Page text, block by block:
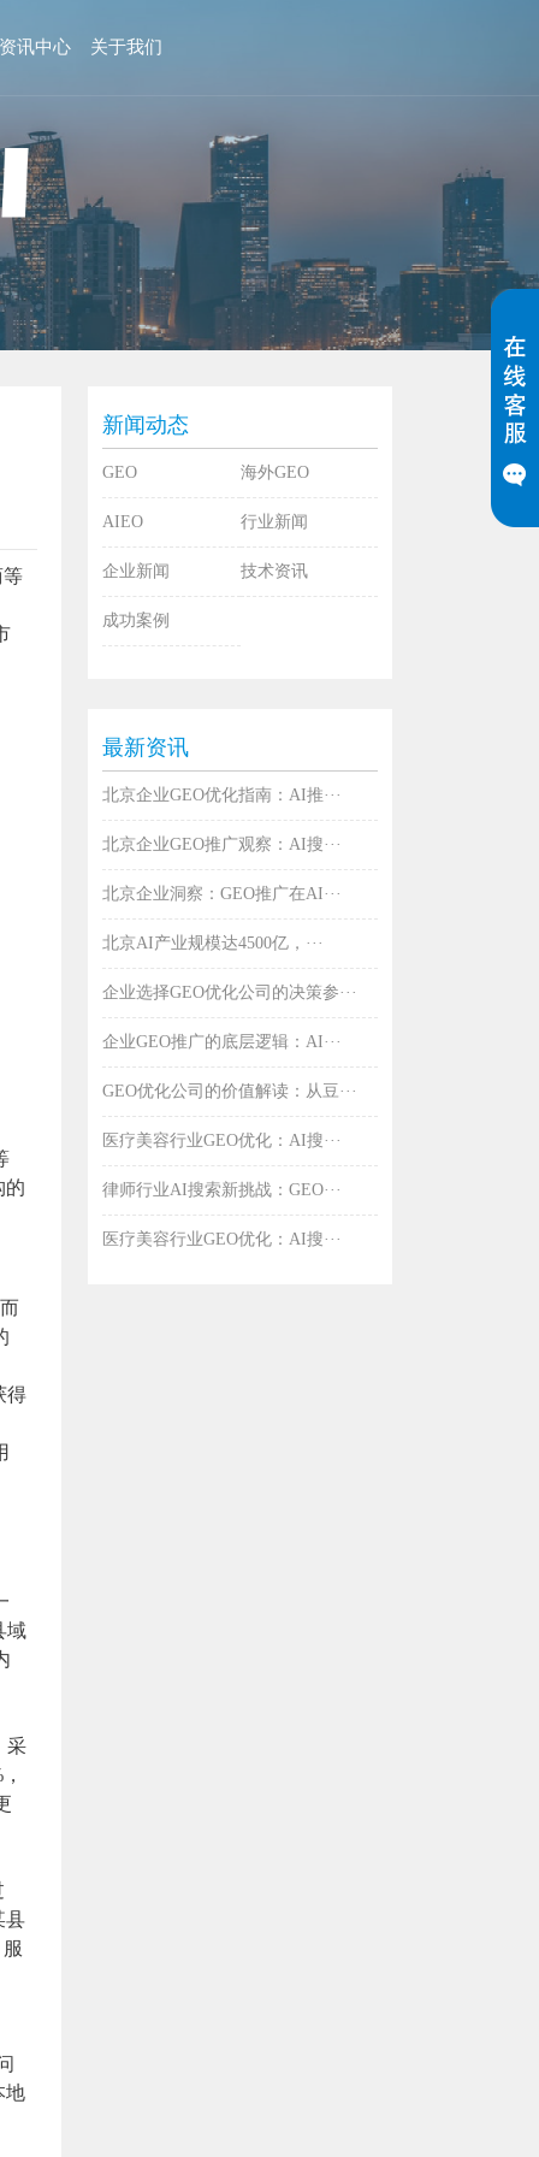
资讯中心 关于我们
等
的
得
域
采
县
地
新闻动态
GEO 海外GEO
AIEO 行业新闻
企业新闻 技术资讯
成功案例
最新资讯
北京企业GEO优化指南：AI推···
北京企业GEO推广观察：AI搜···
北京企业洞察：GEO推广在AI···
北京AI产业规模达4500亿，···
企业选择GEO优化公司的决策参···
企业GEO推广的底层逻辑：AI···
GEO优化公司的价值解读：从豆···
医疗美容行业GEO优化：AI搜···
律师行业AI搜索新挑战：GEO···
医疗美容行业GEO优化：AI搜···